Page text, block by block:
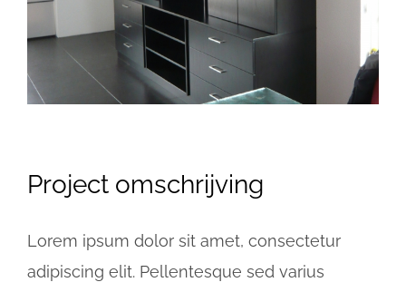
Project omschrijving
Lorem ipsum dolor sit amet, consectetur
adipiscing elit. Pellentesque sed varius